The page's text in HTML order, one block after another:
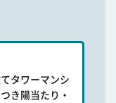
タワーマンシ
き陽当たり・